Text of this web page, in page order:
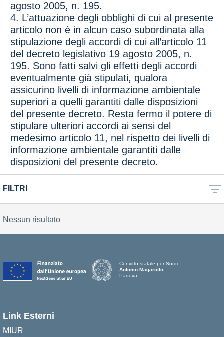
agosto 2005, n. 195.
4. L’attuazione degli obblighi di cui al presente
articolo non è in alcun caso subordinata alla
stipulazione degli accordi di cui all’articolo 11
del decreto legislativo 19 agosto 2005, n.
195. Sono fatti salvi gli effetti degli accordi
eventualmente già stipulati, qualora
assicurino livelli di informazione ambientale
superiori a quelli garantiti dalle disposizioni
del presente decreto. Resta fermo il potere di
stipulare ulteriori accordi ai sensi del
medesimo articolo 11, nel rispetto dei livelli di
informazione ambientale garantiti dalle
disposizioni del presente decreto.
FILTRI
Nessun risultato
Convitto statale per Sordi
Antonio Magarotto
Padova
Link Esterni
MIUR